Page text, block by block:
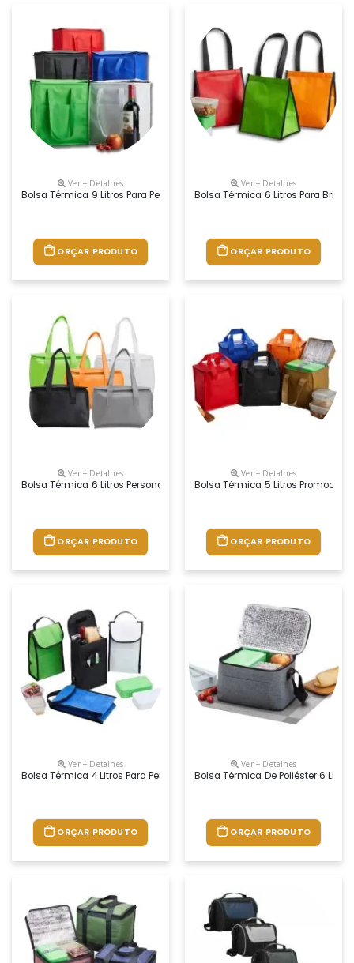
Ver + Detalhes
Bolsa Térmica 9 Litros Para Personalização Promocional
ORÇAR PRODUTO
Ver + Detalhes
Bolsa Térmica 6 Litros Para
ORÇAR PRODUTO
Ver + Detalhes
Bolsa Térmica 6 Litros Personalizada
ORÇAR PRODUTO
Ver + Detalhes
Bolsa Térmica 5 Litros
ORÇAR PRODUTO
Ver + Detalhes
Bolsa Térmica 4 Litros Para Personalização
ORÇAR PRODUTO
Ver + Detalhes
Bolsa Térmica De Poliéster 6
ORÇAR PRODUTO